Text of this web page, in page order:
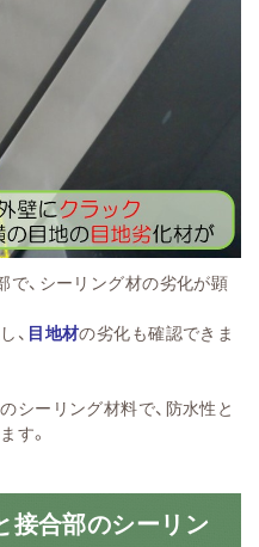
、シーリング材の劣化が顕
、 目地材の劣化も確認できま
シーリング材料で、防水性と
す。
接合部のシーリン